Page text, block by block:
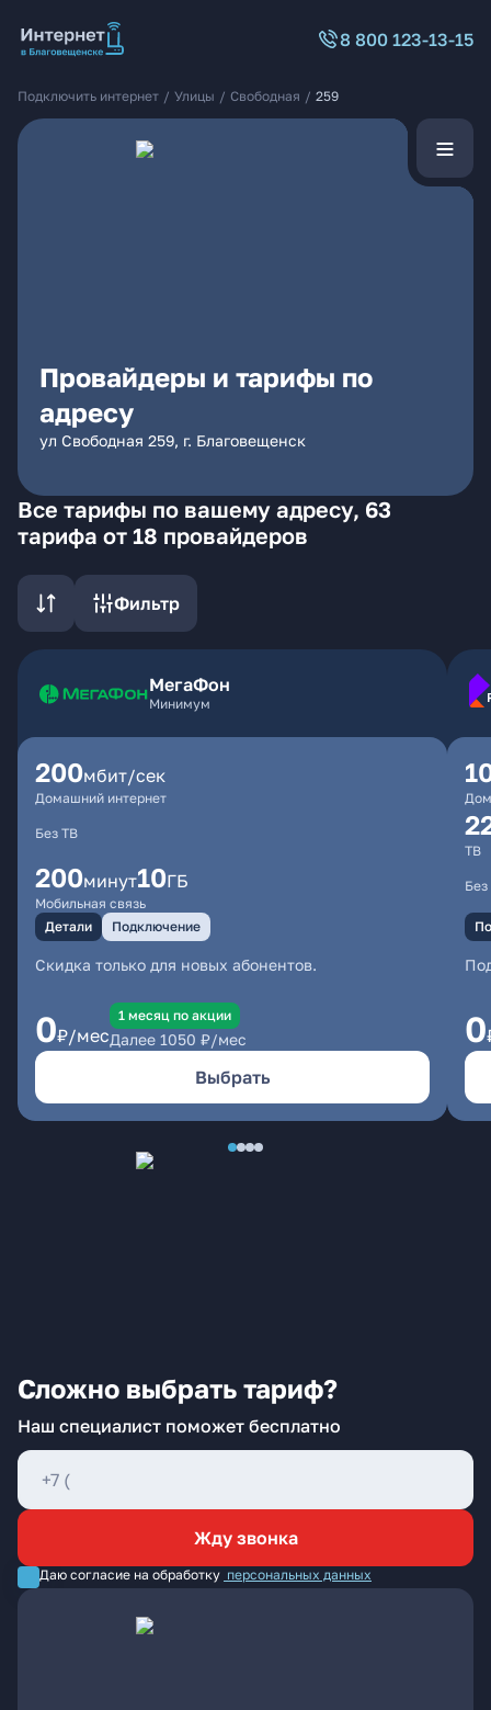
8 800 123-13-15
Подключить интернет / Улицы / Свободная / 259
Провайдеры и тарифы по
адресу
ул Свободная 259, г. Благовещенск
Все тарифы по вашему адресу, 63
тарифа от 18 провайдеров
Фильтр
МегаФон
Минимум
200мбит/сек
Домашний интернет
Без ТВ
200минут10ГБ
Мобильная связь
Детали
Подключение
Скидка только для новых абонентов.
0₽/мес
1 месяц по акции
Далее 1050 ₽/мес
Выбрать
ТВ
0
Сложно выбрать тариф?
Наш специалист поможет бесплатно
Жду звонка
Даю согласие на обработку персональных данных